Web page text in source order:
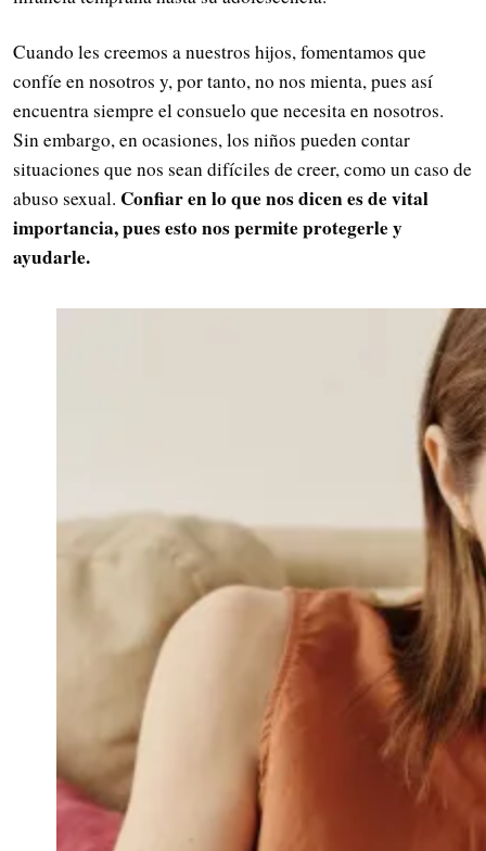
Cuando les creemos a nuestros hijos, fomentamos que
confíe en nosotros y, por tanto, no nos mienta, pues así
encuentra siempre el consuelo que necesita en nosotros.
Sin embargo, en ocasiones, los niños pueden contar
situaciones que nos sean difíciles de creer, como un caso de
abuso sexual. Confiar en lo que nos dicen es de vital
importancia, pues esto nos permite protegerle y
ayudarle.